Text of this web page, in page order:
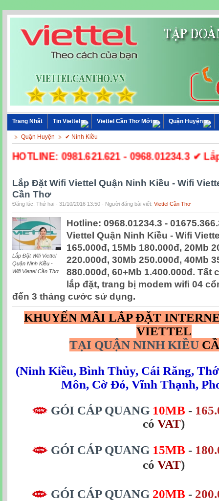
Trang Nhất Tin Viettel Viettel Cần Thơ Mới Quận Huyện
Quận Huyện ✔ Ninh Kiều
☎ HOTLINE: 0981.621.621 - 0968.01234.3 ✔
Lắp Đặt Wifi Viettel Quận Ninh Kiều - Wifi
Cần Thơ
Đăng lúc: Thứ hai - 31/10/2016 13:50 - Người đăng bài viết: Viettel Cần Thơ
Lắp Đặt Wifi Viettel
Quận Ninh Kiều -
Wifi Viettel Cần Thơ
Hotline: 0968.01234.3 -
Viettel Quận Ninh Kiều - Wifi
165.000đ, 15Mb 180.000đ, 20Mb
220.000đ, 30Mb 250.000đ, 40Mb
880.000đ, 60+Mb 1.400.000đ.
lắp đặt, trang bị modem wifi 04
đến 3 tháng cước sử dụng.
KHUYẾN MÃI LẮP ĐẶT
VIETTEL
TẠI QUẬN NINH KIỀU
(Ninh Kiều, Bình Thủy, Cái Răng,
Môn, Cờ Đỏ, Vĩnh Thạnh,
GÓI CÁP QUANG 10MB -
có VAT)
GÓI CÁP QUANG 15MB -
có VAT)
GÓI CÁP QUANG 20MB -